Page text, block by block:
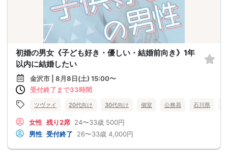
初婚の男女《子ども好き・優しい・結婚前向き》1年
以内に結婚したい
金沢市 | 8月8日(土) 15:00〜
受付終了まで33時間
ツヴァイ 20代向け 30代向け 個室 公務員 石川県
女性 残り2席 24〜33歳 500円
男性 受付終了 26〜33歳 4,000円